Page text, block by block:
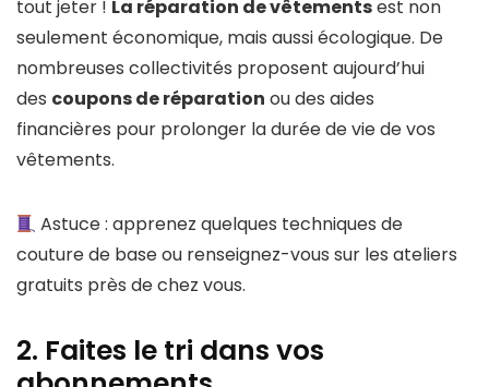
tout jeter ! La réparation de vêtementsest non
seulement économique, mais aussi écologique. De
nombreuses collectivités proposent aujourd’hui
des coupons de réparation ou des aides
financières pour prolonger la durée de vie de vos
vêtements.
Astuce : apprenez quelques techniques de
couture de base ou renseignez-vous sur les ateliers
gratuits près de chez vous.
2. Faites le tri dans vos